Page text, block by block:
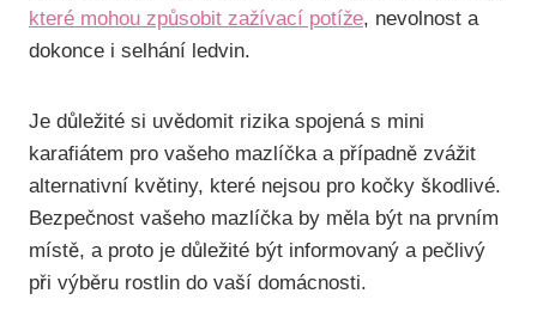
které mohou způsobit zažívací potíže, nevolnost a
dokonce i selhání ledvin.
Je důležité si uvědomit rizika spojená s mini
karafiátem pro vašeho mazlíčka a případně zvážit
alternativní květiny, které nejsou pro kočky škodlivé.
Bezpečnost vašeho mazlíčka by měla být na prvním
místě, a proto je důležité být informovaný a pečlivý
při výběru rostlin do vaší domácnosti.